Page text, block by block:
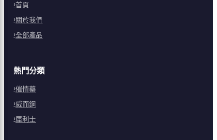
首頁
關於我們
全部產品
熱門分類
催情藥
威而鋼
犀利士